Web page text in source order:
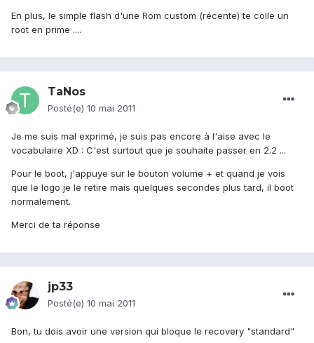
En plus, le simple flash d'une Rom custom (récente) te colle un
root en prime ....
TaNos
Posté(e) 10 mai 2011
Je me suis mal exprimé, je suis pas encore à l'aise avec le
vocabulaire XD : C'est surtout que je souhaite passer en 2.2 ...
Pour le boot, j'appuye sur le bouton volume + et quand je vois
que le logo je le retire mais quelques secondes plus tard, il boot
normalement.
Merci de ta réponse
jp33
Posté(e) 10 mai 2011
Bon, tu dois avoir une version qui bloque le recovery "standard"